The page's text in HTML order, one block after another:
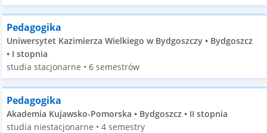
Pedagogika
Uniwersytet Kazimierza Wielkiego w Bydgoszczy • Bydgoszcz
• I stopnia
studia stacjonarne • 6 semestrów
Pedagogika
Akademia Kujawsko-Pomorska • Bydgoszcz • II stopnia
studia niestacjonarne • 4 semestry